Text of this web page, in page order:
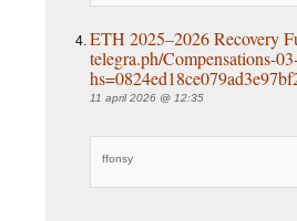
ETH 2025–2026 Recovery
telegra.ph/Compensations-
11 april 2026 @ 12:35
ffonsy